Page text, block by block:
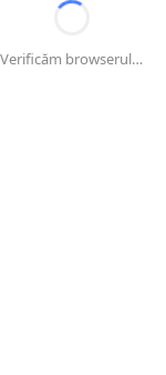
Verificăm browserul…